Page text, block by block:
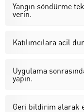
Yangın söndürme
verin.
Katılımcılara acil
Uygulama
yapın.
Geri bildirim alarak